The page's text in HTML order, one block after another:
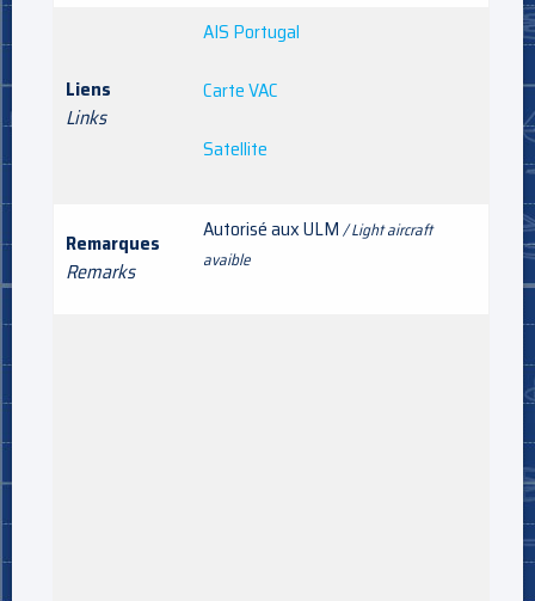
Liens
Links
AIS Portugal
Carte VAC
Satellite
Remarques
Remarks
Autorisé aux ULM/ Light aircraft
avaible